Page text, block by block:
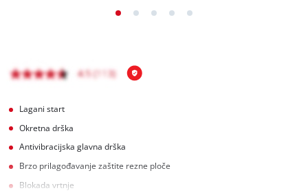
Lagani start
Okretna drška
Antivibracijska glavna drška
Brzo prilagođavanje zaštite rezne ploče
Blokada vrtnje